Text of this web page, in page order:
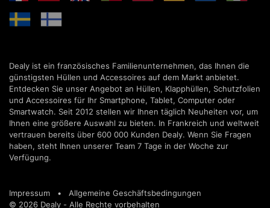
Dealy ist ein französisches Familienunternehmen, das Ihnen die
günstigsten Hüllen und Accessoires auf dem Markt anbietet.
Entdecken Sie unser Angebot an Hüllen, Klapphüllen, Schutzfolien
und Accessoires für Ihr Smartphone, Tablet, Computer oder
Smartwatch. Seit 2012 stellen wir Ihnen täglich Neuheiten vor, um
Ihnen eine größere Auswahl zu bieten. In Frankreich und weltweit
vertrauen bereits über 600 000 Kunden Dealy. Wenn Sie Fragen
haben, steht Ihnen unserer Team 7 Tage in der Woche zur
Verfügung.
© 2026 Dealy - Alle Rechte vorbehalten
Impressum • Allgemeine Geschäftsbedingungen